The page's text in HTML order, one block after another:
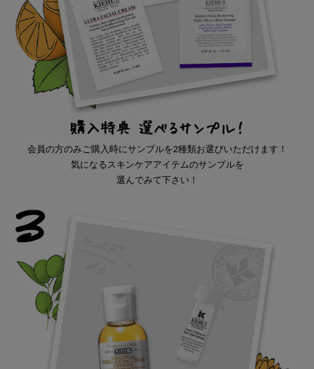
会員の方のみご購入時にサンプルを2種類お選びいただけます！
気になるスキンケアアイテムのサンプルを
選んでみて下さい！